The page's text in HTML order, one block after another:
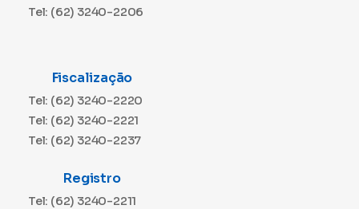
Tel: (62) 3240-2206
Fiscalização
Tel: (62) 3240-2220
Tel: (62) 3240-2221
Tel: (62) 3240-2237
Registro
Tel: (62) 3240-2211